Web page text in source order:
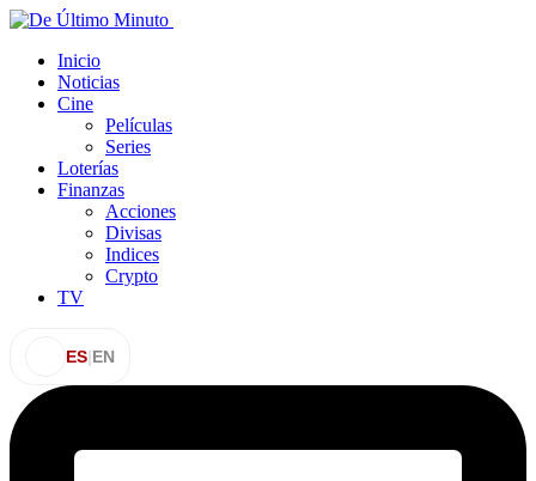
Inicio
Noticias
Cine
Películas
Series
Loterías
Finanzas
Acciones
Divisas
Indices
Crypto
TV
ES|EN